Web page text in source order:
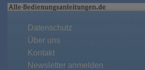
Datenschutz
Über uns
Kontakt
Newsletter anmelden